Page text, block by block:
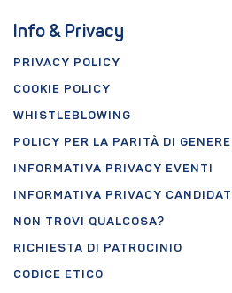
Info & Privacy
PRIVACY POLICY
COOKIE POLICY
WHISTLEBLOWING
POLICY PER LA PARITÀ DI GENERE
INFORMATIVA PRIVACY EVENTI
INFORMATIVA PRIVACY CANDIDATI
NON TROVI QUALCOSA?
RICHIESTA DI PATROCINIO
CODICE ETICO